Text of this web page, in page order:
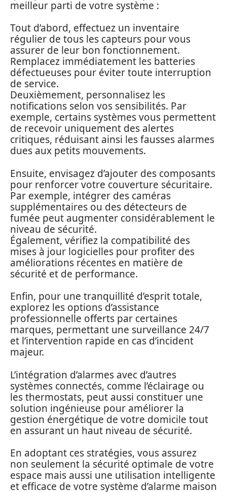
meilleur parti de votre système :
Tout d’abord, effectuez un inventaire
régulier de tous les capteurs pour vous
assurer de leur bon fonctionnement.
Remplacez immédiatement les batteries
défectueuses pour éviter toute interruption
de service.
Deuxièmement, personnalisez les
notifications selon vos sensibilités. Par
exemple, certains systèmes vous permettent
de recevoir uniquement des alertes
critiques, réduisant ainsi les fausses alarmes
dues aux petits mouvements.
Ensuite, envisagez d’ajouter des composants
pour renforcer votre couverture sécuritaire.
Par exemple, intégrer des caméras
supplémentaires ou des détecteurs de
fumée peut augmenter considérablement le
niveau de sécurité.
Également, vérifiez la compatibilité des
mises à jour logicielles pour profiter des
améliorations récentes en matière de
sécurité et de performance.
Enfin, pour une tranquillité d’esprit totale,
explorez les options d’assistance
professionnelle offerts par certaines
marques, permettant une surveillance 24/7
et l’intervention rapide en cas d’incident
majeur.
L’intégration d’alarmes avec d’autres
systèmes connectés, comme l’éclairage ou
les thermostats, peut aussi constituer une
solution ingénieuse pour améliorer la
gestion énergétique de votre domicile tout
en assurant un haut niveau de sécurité.
En adoptant ces stratégies, vous assurez
non seulement la sécurité optimale de votre
espace mais aussi une utilisation intelligente
et efficace de votre système d’alarme maison